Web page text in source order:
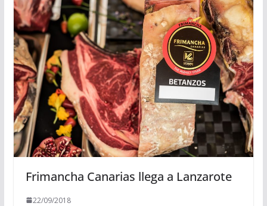
Frimancha Canarias llega a Lanzarote
22/09/2018